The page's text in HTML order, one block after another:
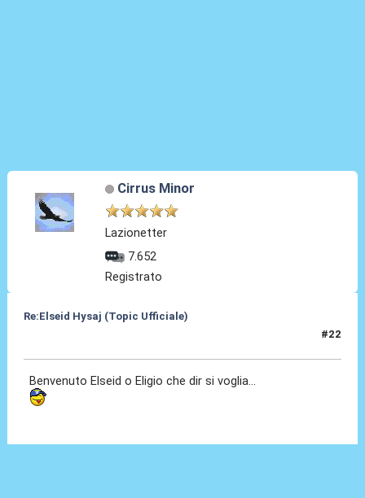
Cirrus Minor
Lazionetter
7.652
Registrato
Re:Elseid Hysaj (Topic Ufficiale)
#22
Benvenuto Elseid o Eligio che dir si voglia...